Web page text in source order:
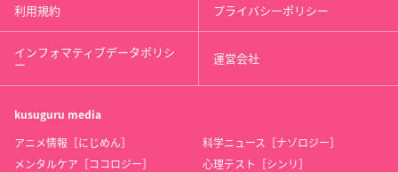
利用規約 プライバシーポリシー
インフォマティブデータポリシ
ー 運営会社
kusuguru media
アニメ情報［にじめん］
科学ニュース［ナゾロジー］
メンタルケア［ココロジー］
心理テスト［シンリ］